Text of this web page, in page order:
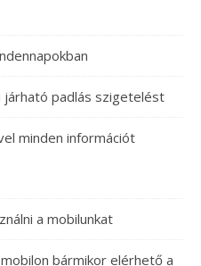
padlás szigetelést
minden információt
a mobilunkat
bármikor elérhető a